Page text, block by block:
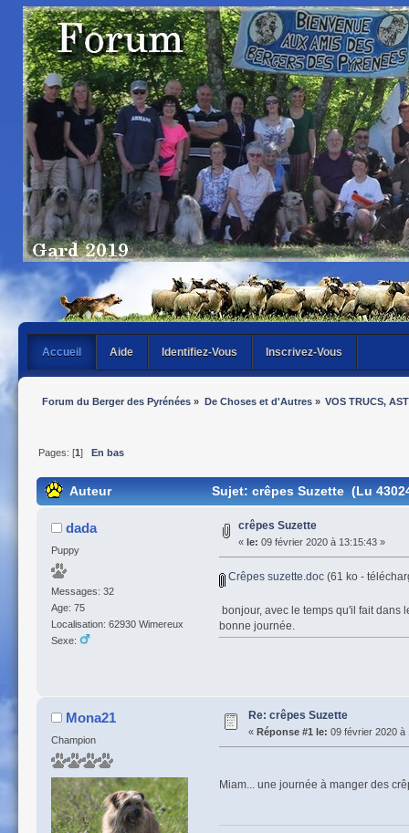
Accueil Aide Identifiez-Vous Inscrivez-Vous
Forum du Berger des Pyrénées » De Choses et d'Autres» VOS TRUCS,
Pages: [1] En bas
Auteur Sujet: crêpes Suzette (Lu
dada
Puppy
Messages: 32
Age: 75
Localisation: 62930 Wimereux
Sexe:
crêpes Suzette
« le: 09 février 2020 à 13:15:43 »
Crêpes suzette.doc(61 ko -
bonjour, avec le temps qu'il fait dans
bonne journée.
Mona21
Champion
Re: crêpes Suzette
« Réponse #1 le: 09 février 2020 à
Miam... une journée à manger des